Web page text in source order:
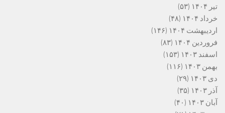
تیر ۱۴۰۴
(۵۳)
خرداد ۱۴۰۴
(۴۸)
اردیبهشت ۱۴۰۴
(۱۴۶)
فروردین ۱۴۰۴
(۸۳)
اسفند ۱۴۰۳
(۱۵۳)
بهمن ۱۴۰۳
(۱۱۶)
دی ۱۴۰۳
(۲۹)
آذر ۱۴۰۳
(۳۵)
آبان ۱۴۰۳
(۴۰)